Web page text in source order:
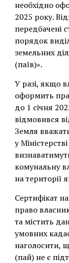
необхідно
2025 року.
передбачені
порядок
земельних
(паїв)».
У разі, якщо
оформить
до 1 січня
відмовився
Земля
у
комунальну
на території
Сертифікат
право
та містить
умовних
наголосити,
(пай) не є